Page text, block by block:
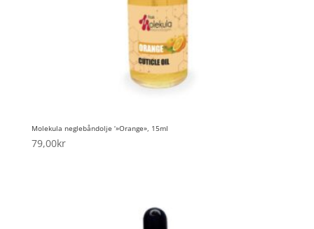
Molekula neglebåndolje ‘»Orange», 15ml
79,00kr